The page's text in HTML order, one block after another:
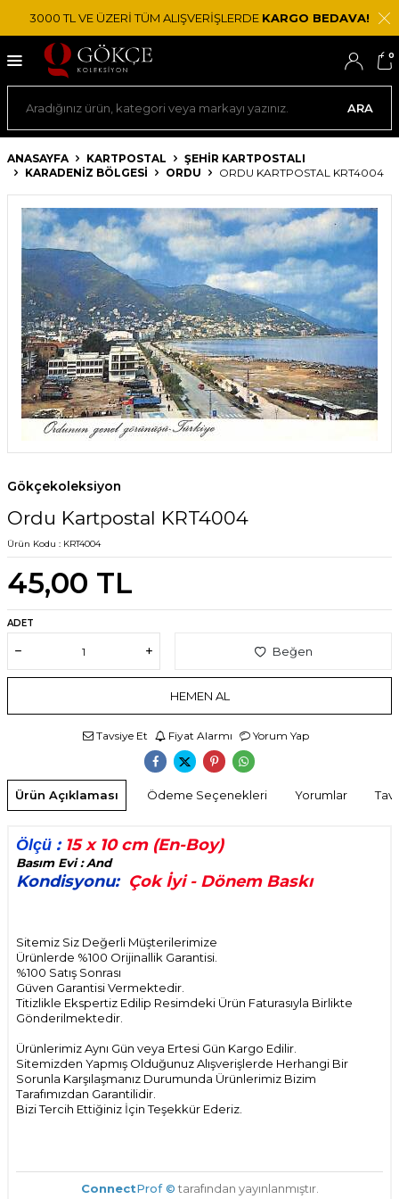
3000 TL VE ÜZERİ TÜM ALIŞVERİŞLERDE KARGO BEDAVA!
ARA
0
ANASAYFA KARTPOSTAL
ŞEHIR KARTPOSTALI
KARADENIZ BÖLGESI
ORDU ORDU KARTPOSTAL KRT4004
Gökçekoleksiyon
Ordu Kartpostal KRT4004
Ürün Kodu : KRT4004
45,00 TL
ADET
Beğen
HEMEN AL
Tavsiye Et Fiyat Alarmı Yorum Yap
Ürün Açıklaması Ödeme Seçenekleri Yorumlar
Ölçü :15 x 10 cm (En-Boy)
Basım Evi : And
Kondisyonu: Çok İyi - Dönem Baskı
Sitemiz Siz Değerli Müşterilerimize
Ürünlerde %100 Orijinallik Garantisi.
%100 Satış Sonrası
Güven Garantisi Vermektedir.
Titizlikle Ekspertiz Edilip Resimdeki Ürün Faturasıyla Birlikte
Gönderilmektedir.
Ürünlerimiz Aynı Gün veya Ertesi Gün Kargo Edilir.
Sitemizden Yapmış Olduğunuz Alışverişlerde Herhangi Bir
Sorunla Karşılaşmanız Durumunda Ürünlerimiz Bizim
Tarafımızdan Garantilidir.
Bizi Tercih Ettiğiniz İçin Teşekkür Ederiz.
ConnectProf © tarafından yayınlanmıştır.